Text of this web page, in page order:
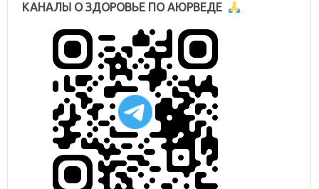
КАНАЛЫ О ЗДОРОВЬЕ ПО АЮРВЕДЕ